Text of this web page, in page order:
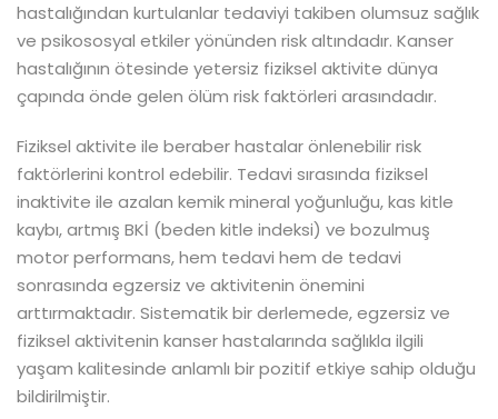
hastalığından kurtulanlar tedaviyi takiben olumsuz sağlık
ve psikososyal etkiler yönünden risk altındadır. Kanser
hastalığının ötesinde yetersiz fiziksel aktivite dünya
çapında önde gelen ölüm risk faktörleri arasındadır.
Fiziksel aktivite ile beraber hastalar önlenebilir risk
faktörlerini kontrol edebilir. Tedavi sırasında fiziksel
inaktivite ile azalan kemik mineral yoğunluğu, kas kitle
kaybı, artmış BKİ (beden kitle indeksi) ve bozulmuş
motor performans, hem tedavi hem de tedavi
sonrasında egzersiz ve aktivitenin önemini
arttırmaktadır. Sistematik bir derlemede, egzersiz ve
fiziksel aktivitenin kanser hastalarında sağlıkla ilgili
yaşam kalitesinde anlamlı bir pozitif etkiye sahip olduğu
bildirilmiştir.